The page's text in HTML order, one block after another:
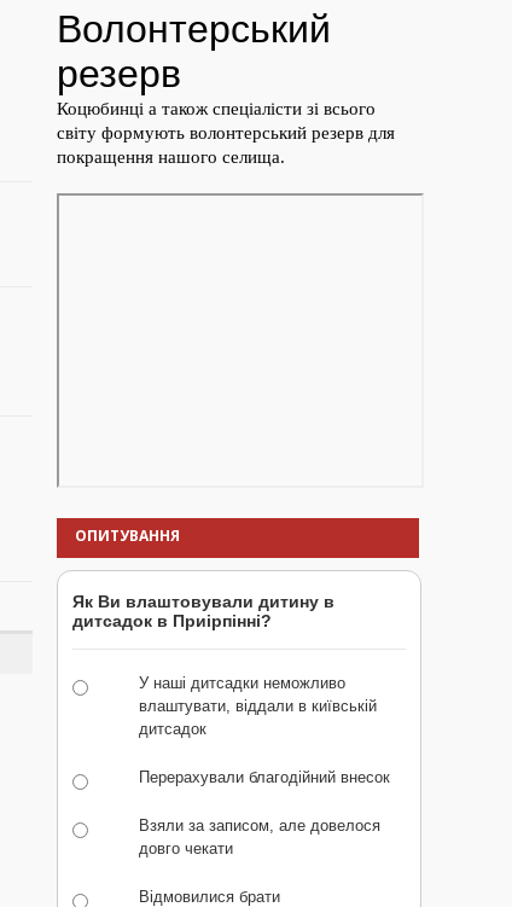
ОПИТУВАННЯ
Як Ви влаштовували дитину в
дитсадок в Приірпінні?
У наші дитсадки неможливо
влаштувати, віддали в київській
дитсадок
Перерахували благодійний внесок
Взяли за записом, але довелося
довго чекати
Відмовилися брати